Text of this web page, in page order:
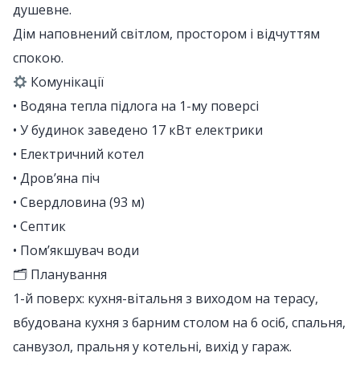
душевне.
Дім наповнений світлом, простором і відчуттям
спокою.
Комунікації
• Водяна тепла підлога на 1-му поверсі
• У будинок заведено 17 кВт електрики
• Електричний котел
• Дров’яна піч
• Свердловина (93 м)
• Септик
• Пом’якшувач води
🗂 Планування
1-й поверх: кухня-вітальня з виходом на терасу,
вбудована кухня з барним столом на 6 осіб, спальня,
санвузол, пральня у котельні, вихід у гараж.